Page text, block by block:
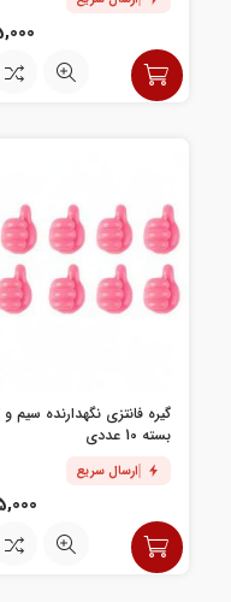
گیره فانتزی نگهدارنده سیم و
بسته 10 عددی
ارسال سریع